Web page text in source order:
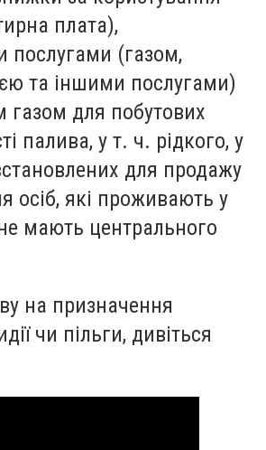
плата),
послугами (газом,
та іншими послугами)
газом для побутових
палива, у т. ч. рідкого, у
для продажу
осіб, які проживають у
мають центрального
на призначення
чи пільги, дивіться